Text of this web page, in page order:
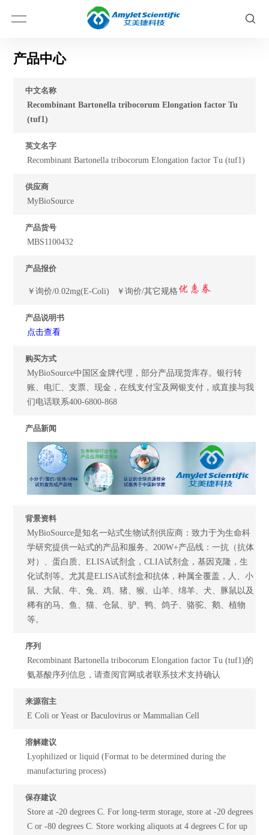
产品中心
中文名称
Recombinant Bartonella tribocorum Elongation factor Tu
(tuf1)
英文名字
Recombinant Bartonella tribocorum Elongation factor Tu (tuf1)
供应商
MyBioSource
产品货号
MBS1100432
产品报价
￥询价/0.02mg(E-Coli) ￥询价/其它规格
产品说明书
点击查看
购买方式
MyBioSource中国区金牌代理，部分产品现货库存。银行转
账、电汇、支票、现金，在线支付宝及网银支付，或直接与我
们电话联系400-6800-868
产品新闻
背景资料
MyBioSource是知名一站式生物试剂供应商：致力于为生命科
学研究提供一站式的产品和服务。200W+产品线：一抗（抗体
对）、蛋白质、ELISA试剂盒，CLIA试剂盒，基因克隆，生
化试剂等。尤其是ELISA试剂盒和抗体，种属全覆盖，人、小
鼠、大鼠、牛、兔、鸡、猪、猴、山羊、绵羊、犬、豚鼠以及
稀有的马、鱼、猫、仓鼠、驴、鸭、鸽子、骆驼、鹅、植物
等。
序列
Recombinant Bartonella tribocorum Elongation factor Tu (tuf1)的
氨基酸序列信息，请查阅官网或者联系技术支持确认
来源宿主
E Coli or Yeast or Baculovirus or Mammalian Cell
溶解建议
Lyophilized or liquid (Format to be determined during the
manufacturing process)
保存建议
Store at -20 degrees C. For long-term storage, store at -20 degrees
C or -80 degrees C. Store working aliquots at 4 degrees C for up